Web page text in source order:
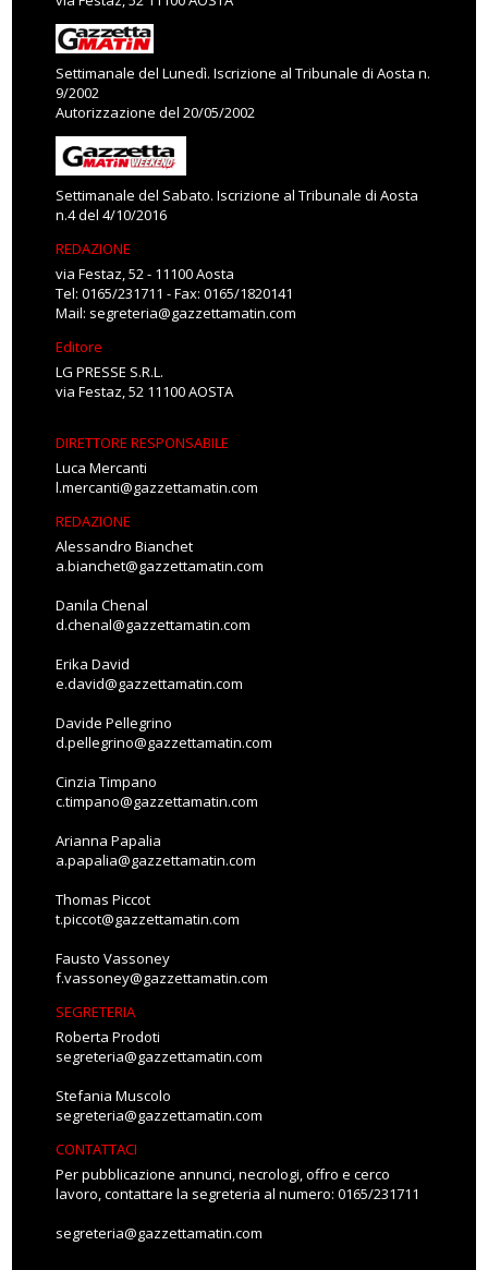
Settimanale del Lunedì. Iscrizione al Tribunale di Aosta n.
9/2002
Autorizzazione del 20/05/2002
Settimanale del Sabato. Iscrizione al Tribunale di Aosta
n.4 del 4/10/2016
REDAZIONE
via Festaz, 52 - 11100 Aosta
Tel: 0165/231711 - Fax: 0165/1820141
Mail: segreteria@gazzettamatin.com
Editore
LG PRESSE S.R.L.
via Festaz, 52 11100 AOSTA
DIRETTORE RESPONSABILE
Luca Mercanti
l.mercanti@gazzettamatin.com
REDAZIONE
Alessandro Bianchet
a.bianchet@gazzettamatin.com
Danila Chenal
d.chenal@gazzettamatin.com
Erika David
e.david@gazzettamatin.com
Davide Pellegrino
d.pellegrino@gazzettamatin.com
Cinzia Timpano
c.timpano@gazzettamatin.com
Arianna Papalia
a.papalia@gazzettamatin.com
Thomas Piccot
t.piccot@gazzettamatin.com
Fausto Vassoney
f.vassoney@gazzettamatin.com
SEGRETERIA
Roberta Prodoti
segreteria@gazzettamatin.com
Stefania Muscolo
segreteria@gazzettamatin.com
CONTATTACI
Per pubblicazione annunci, necrologi, offro e cerco
lavoro, contattare la segreteria al numero: 0165/231711
segreteria@gazzettamatin.com